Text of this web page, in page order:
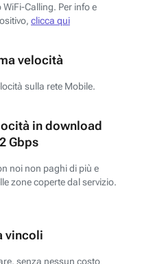
Calling. Per info e
clicca qui
velocità
sulla rete Mobile.
in download
Gbps
noi non paghi di più e
zone coperte dal servizio.
vincoli
senza nessun costo